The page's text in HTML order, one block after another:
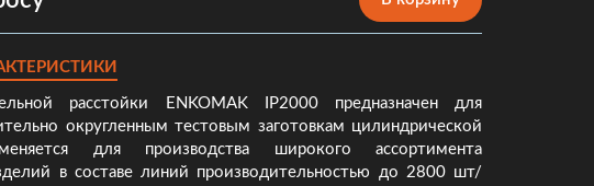
расстойки ENKOMAK IP2000 предназначен для
округленным тестовым заготовкам цилиндрической
для производства широкого ассортимента
в составе линий производительностью до 2800 шт/